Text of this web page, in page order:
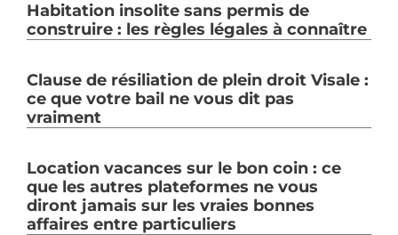
Habitation insolite sans permis de
construire : les règles légales à connaître
Clause de résiliation de plein droit Visale :
ce que votre bail ne vous dit pas
vraiment
Location vacances sur le bon coin : ce
que les autres plateformes ne vous
diront jamais sur les vraies bonnes
affaires entre particuliers